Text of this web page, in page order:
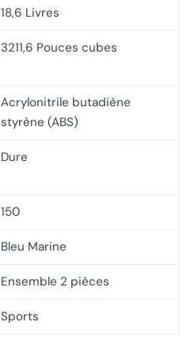
18,6 Livres
3211,6 Pouces cubes
Acrylonitrile butadiène
styrène (ABS)
Dure
150
Bleu Marine
Ensemble 2 pièces
Sports